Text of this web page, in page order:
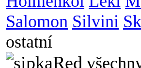
Salomon Silvini
ostatní